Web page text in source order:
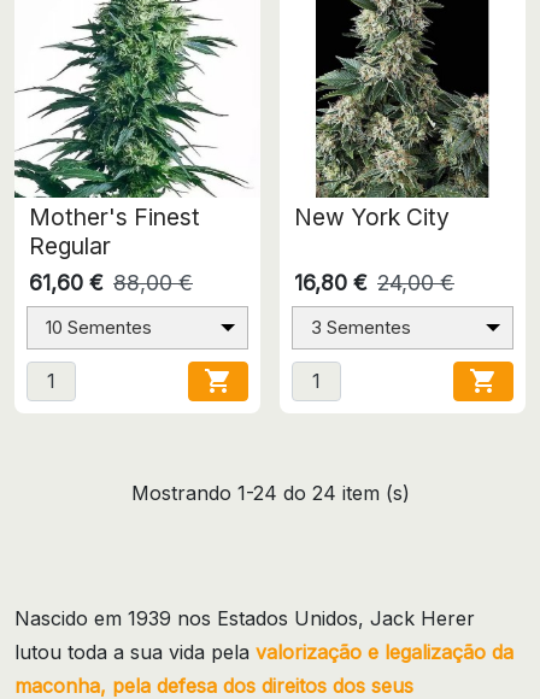
Mother's Finest
Regular
61,60 € 88,00 €
10 Sementes

New York City
16,80 € 24,00 €
3 Sementes

Mostrando 1-24 do 24 item (s)
Nascido em 1939 nos Estados Unidos, Jack Herer
lutou toda a sua vida pela valorização e legalização da
maconha, pela defesa dos direitos dos seus